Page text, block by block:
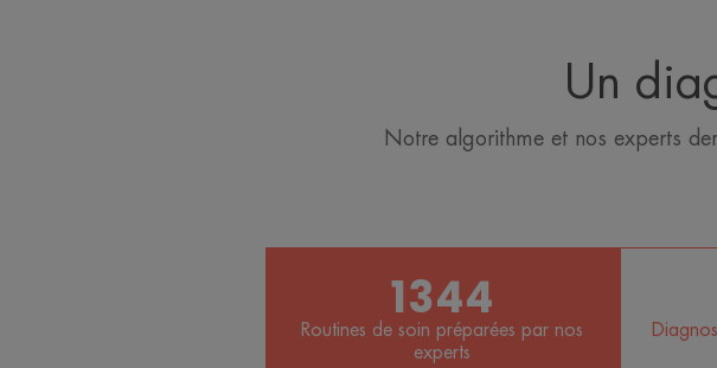
Un
Notre algorithme et nos experts
1344
Routines de soin préparées par nos
experts